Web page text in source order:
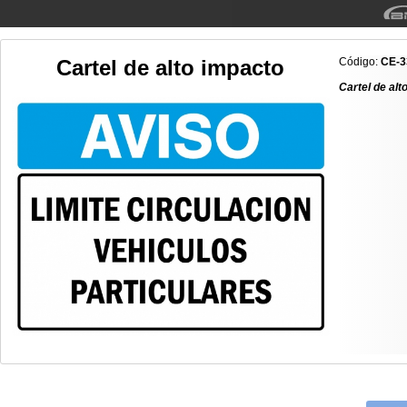
Cartel de alto impacto Código: CE-
Cartel de